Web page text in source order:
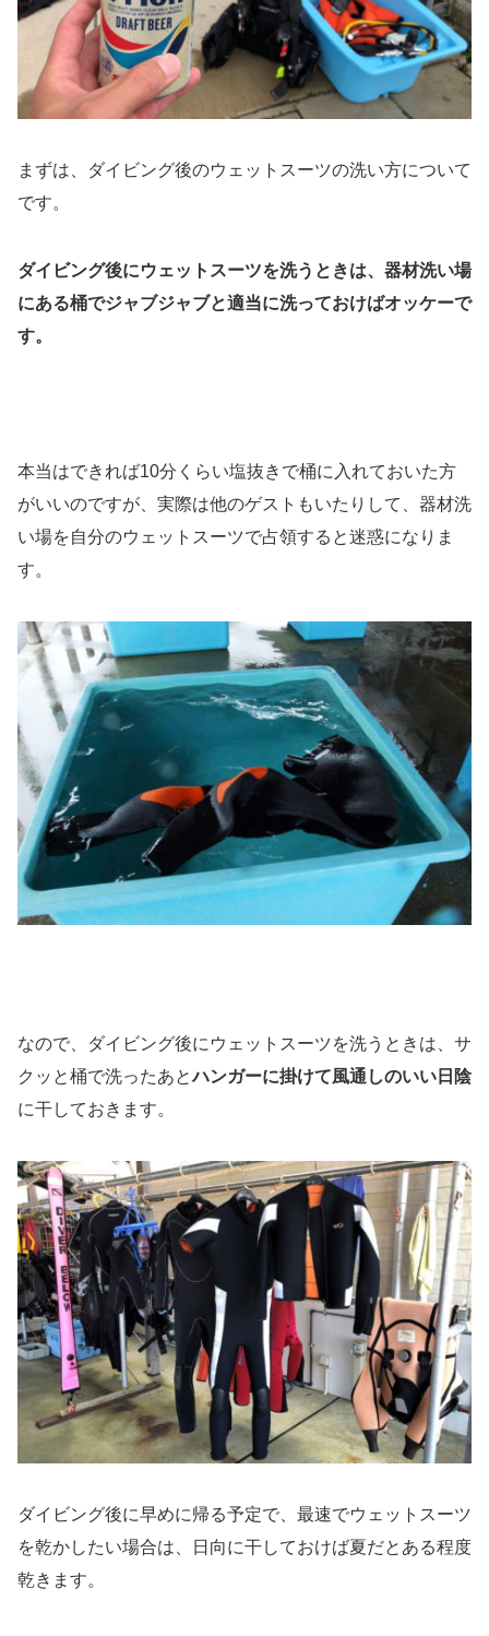
まずは、ダイビング後のウェットスーツの洗い方について
です。
ダイビング後にウェットスーツを洗うときは、器材洗い場
にある桶でジャブジャブと適当に洗っておけばオッケーで
す。
本当はできれば10分くらい塩抜きで桶に入れておいた方
がいいのですが、実際は他のゲストもいたりして、器材洗
い場を自分のウェットスーツで占領すると迷惑になりま
す。
なので、ダイビング後にウェットスーツを洗うときは、サ
クッと桶で洗ったあとハンガーに掛けて風通しのいい日陰
に干しておきます。
ダイビング後に早めに帰る予定で、最速でウェットスーツ
を乾かしたい場合は、日向に干しておけば夏だとある程度
乾きます。